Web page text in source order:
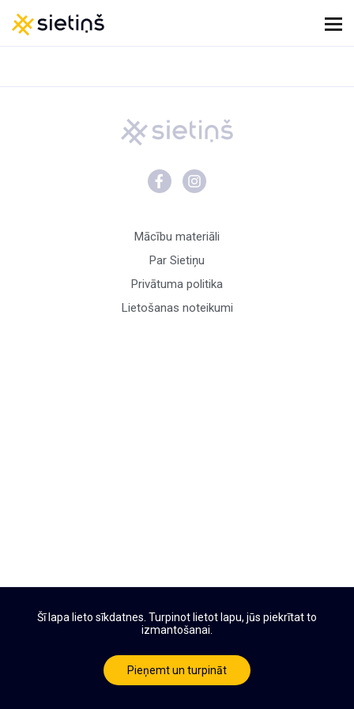
Šī lapa lieto sīkdatnes. Turpinot lietot lapu, jūs piekrītat to
izmantošanai.
Pieņemt un turpināt
Mācību materiāli
Par Sietiņu
Privātuma politika
Lietošanas noteikumi